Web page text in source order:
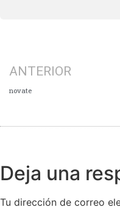
ANTERIOR
novate
Deja una
Tu dirección de correo